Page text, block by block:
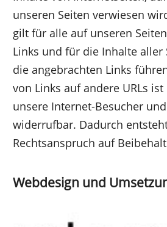
unseren Seiten verwiesen
gilt für alle auf unseren
Links und für die Inhalte aller
die angebrachten Links
von Links auf andere URLs
unsere Internet-Besucher
widerrufbar. Dadurch
Rechtsanspruch auf
Webdesign und